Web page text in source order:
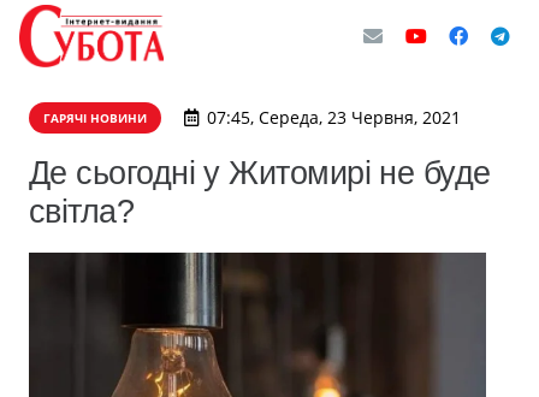
ГАРЯЧІ НОВИНИ 07:45, Середа, 23 Червня, 2021
Де сьогодні у Житомирі не буде
світла?